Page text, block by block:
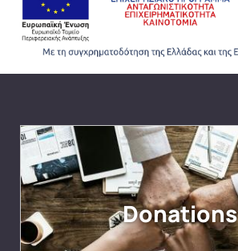
Donations